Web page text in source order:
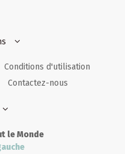
Conditions d'utilisation
Contactez-nous
le Monde